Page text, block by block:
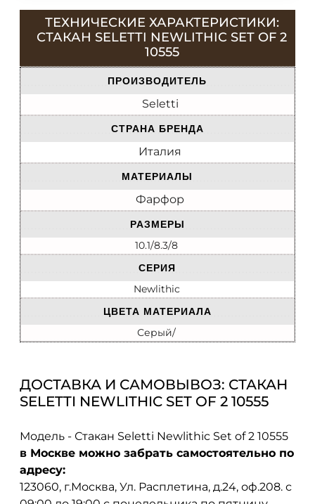
ТЕХНИЧЕСКИЕ ХАРАКТЕРИСТИКИ:
СТАКАН SELETTI NEWLITHIC SET OF 2
10555
ПРОИЗВОДИТЕЛЬ
Seletti
СТРАНА БРЕНДА
Италия
МАТЕРИАЛЫ
Фарфор
РАЗМЕРЫ
10.1/8.3/8
СЕРИЯ
Newlithic
ЦВЕТА МАТЕРИАЛА
Серый/
ДОСТАВКА И САМОВЫВОЗ: СТАКАН
SELETTI NEWLITHIC SET OF 2 10555
Модель - Стакан Seletti Newlithic Set of 2 10555
в Москве можно забрать самостоятельно по
адресу:
123060, г.Москва, Ул. Расплетина, д.24, оф.208. с